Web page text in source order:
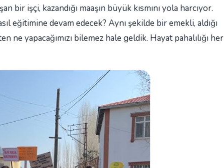
bir işçi, kazandığı maaşın büyük kısmını yola harcıyor.
eğitimine devam edecek? Aynı şekilde bir emekli, aldığı
ne yapacağımızı bilemez hale geldik. Hayat pahalılığı her